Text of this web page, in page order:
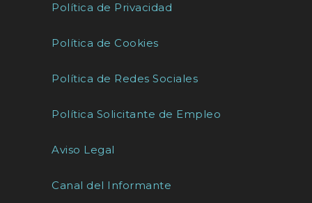
Política de Privacidad
Política de Cookies
Política de Redes Sociales
Política Solicitante de Empleo
Aviso Legal
Canal del Informante